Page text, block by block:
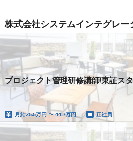
株式会社システムインテグレー
プロジェクト管理研修講師/東証ス
月給25.5万円 〜 44.7万円 正社員